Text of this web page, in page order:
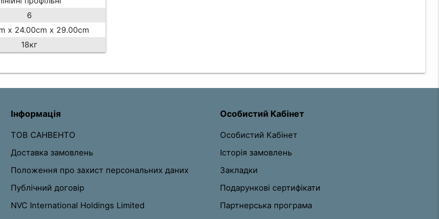
6
x 24.00cm x 29.00cm
18кг
Інформація
ТОВ САНВЕНТО
Доставка замовлень
Положення про захист персональних даних
Публічний договір
NVC International Holdings Limited
Особистий Кабінет
Особистий Кабінет
Історія замовлень
Закладки
Подарункові сертифікати
Партнерська програма